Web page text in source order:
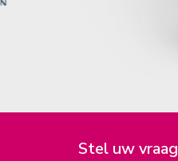
Stel uw vraag